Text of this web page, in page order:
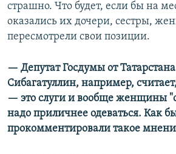
страшно. Что будет, если бы на
оказались их дочери, сестры,
пересмотрели свои позиции.
— Депутат Госдумы от
Сибагатуллин, например,
— это слуги и вообще женщины
надо приличнее одеваться. Как
прокомментировали такое